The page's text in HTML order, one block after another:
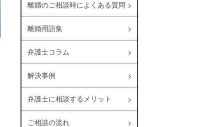
離婚のご相談時によくある質問
離婚用語集
弁護士コラム
解決事例
弁護士に相談するメリット
ご相談の流れ